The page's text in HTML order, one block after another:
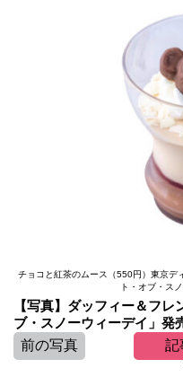
チョコと紅茶のムース（550円）東京デ
ト・オブ・ス
【写真】ダッフィー＆フ
ブ・スノーウィーデイ」発
前の写真
記